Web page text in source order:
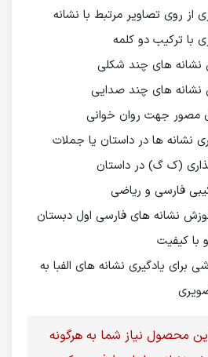
از روی تصاویر مرتبط با نشانه
با ترکیب دو کلمه
های چند شکلی
های چند صدایی
مصور جهت روان خوانی
نشانه ها در داستان یا جملات
(ک گ) در داستان
فارسی و ریاضی
نشانه های فارسی اول دبستان
با کیفیت
برای یادگیری نشانه های الفبا به
محصول نیاز شما به هرگونه